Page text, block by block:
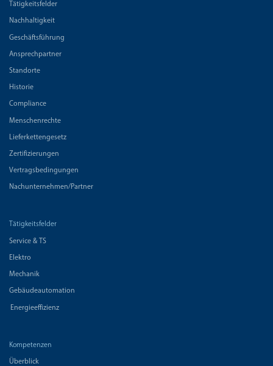
Tätigkeitsfelder
Nachhaltigkeit
Geschäftsführung
Ansprechpartner
Standorte
Historie
Compliance
Menschenrechte
Lieferkettengesetz
Zertifizierungen
Vertragsbedingungen
Nachunternehmen/Partner
Tätigkeitsfelder
Service & TS
Elektro
Mechanik
Gebäudeautomation
Energieeffizienz
Kompetenzen
Überblick